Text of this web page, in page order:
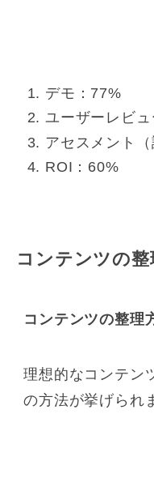
デモ：77%
ユーザーレビ
アセスメント
ROI：60%
コンテンツの
コンテンツの整理
理想的なコンテン
の方法が挙げられ